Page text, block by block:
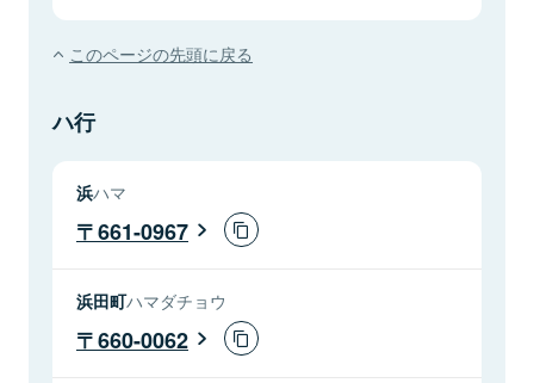
このページの先頭に戻る
ハ行
浜ハマ
661-0967
浜田町ハマダチョウ
660-0062